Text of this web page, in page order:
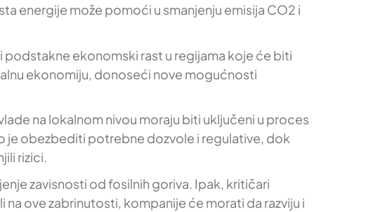
energije može pomoći u smanjenju emisija CO2 i
ekonomski rast u regijama koje će biti
ekonomiju, donoseći nove mogućnosti
na lokalnom nivou moraju biti uključeni u proces
je obezbediti potrebne dozvole i regulative, dok
rizici.
zavisnosti od fosilnih goriva. Ipak, kritičari
ove zabrinutosti, kompanije će morati da razviju i